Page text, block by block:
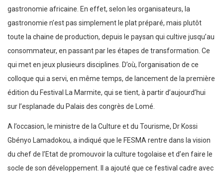
gastronomie africaine. En effet, selon les organisateurs, la
gastronomie n’est pas simplement le plat préparé, mais plutôt
toute la chaine de production, depuis le paysan qui cultive jusqu’au
consommateur, en passant par les étapes de transformation. Ce
qui met en jeux plusieurs disciplines. D’où, l’organisation de ce
colloque qui a servi, en même temps, de lancement de la première
édition du Festival La Marmite, qui se tient, à partir d’aujourd’hui
sur l’esplanade du Palais des congrès de Lomé.
A l’occasion, le ministre de la Culture et du Tourisme, Dr Kossi
Gbényo Lamadokou, a indiqué que le FESMA rentre dans la vision
du chef de l’Etat de promouvoir la culture togolaise et d’en faire le
socle de son développement. Il a ajouté que ce festival cadre avec